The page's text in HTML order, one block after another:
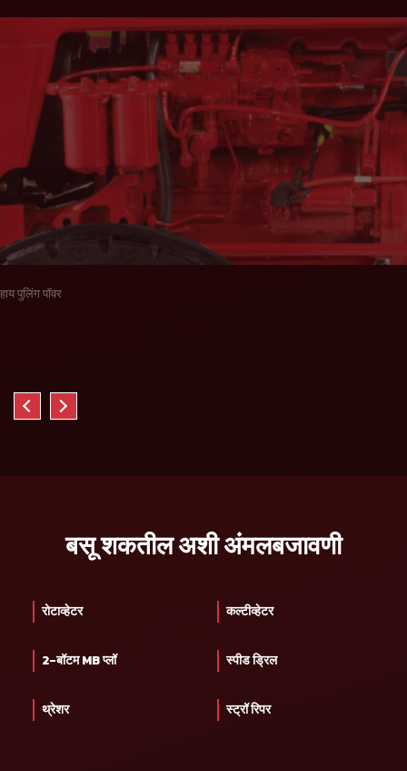
हाय पुलिंग पॉवर
बसू शकतील अशी अंमलबजावणी
रोटाव्हेटर कल्टीव्हेटर
2-बॉटम MB प्लॉ स्पीड ड्रिल
थ्रेशर स्ट्रॉ रिपर